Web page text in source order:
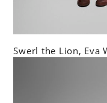
Swerl the Lion, Eva